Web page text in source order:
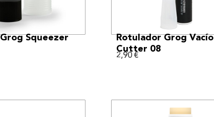
MÁSSqueezer
VER MÁS
Rotulador Grog Vacío
Cutter 08
2,90 €